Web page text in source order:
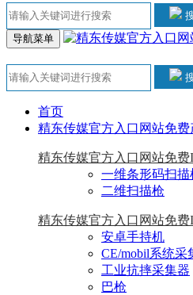
导航菜单
首页
精东传媒官方入口网站免费
精东传媒官方入口网站免
一维条形码扫描
二维扫描枪
精东传媒官方入口网站免
安卓手持机
CE/mobil系统采
工业抗摔采集器
巴枪